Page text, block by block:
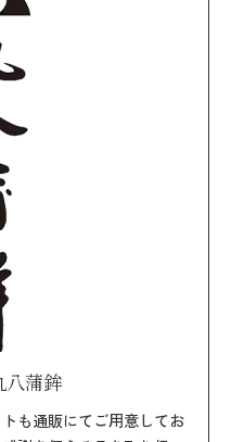
八蒲鉾
も通販にてご用意してお